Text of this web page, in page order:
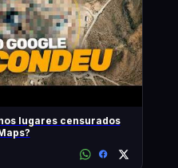
lugares censurados